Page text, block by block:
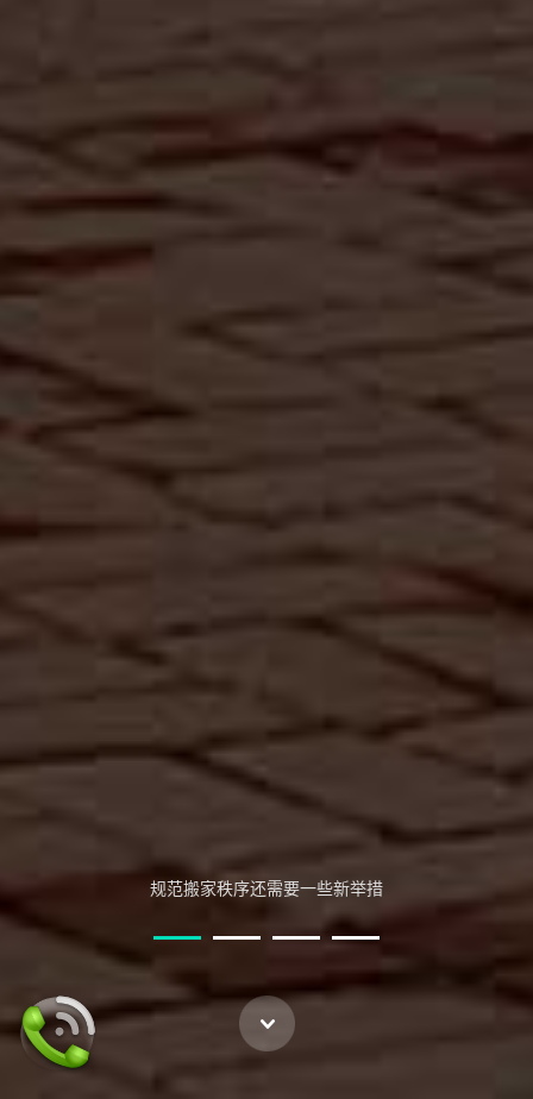
搬家注意细节
规范搬家秩序还需要一些新举措
如果搬家遇到各种恶劣天气该怎么应对？